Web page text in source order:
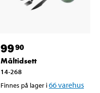
9990
Måltidsett
14-268
Finnes på lager i66varehus